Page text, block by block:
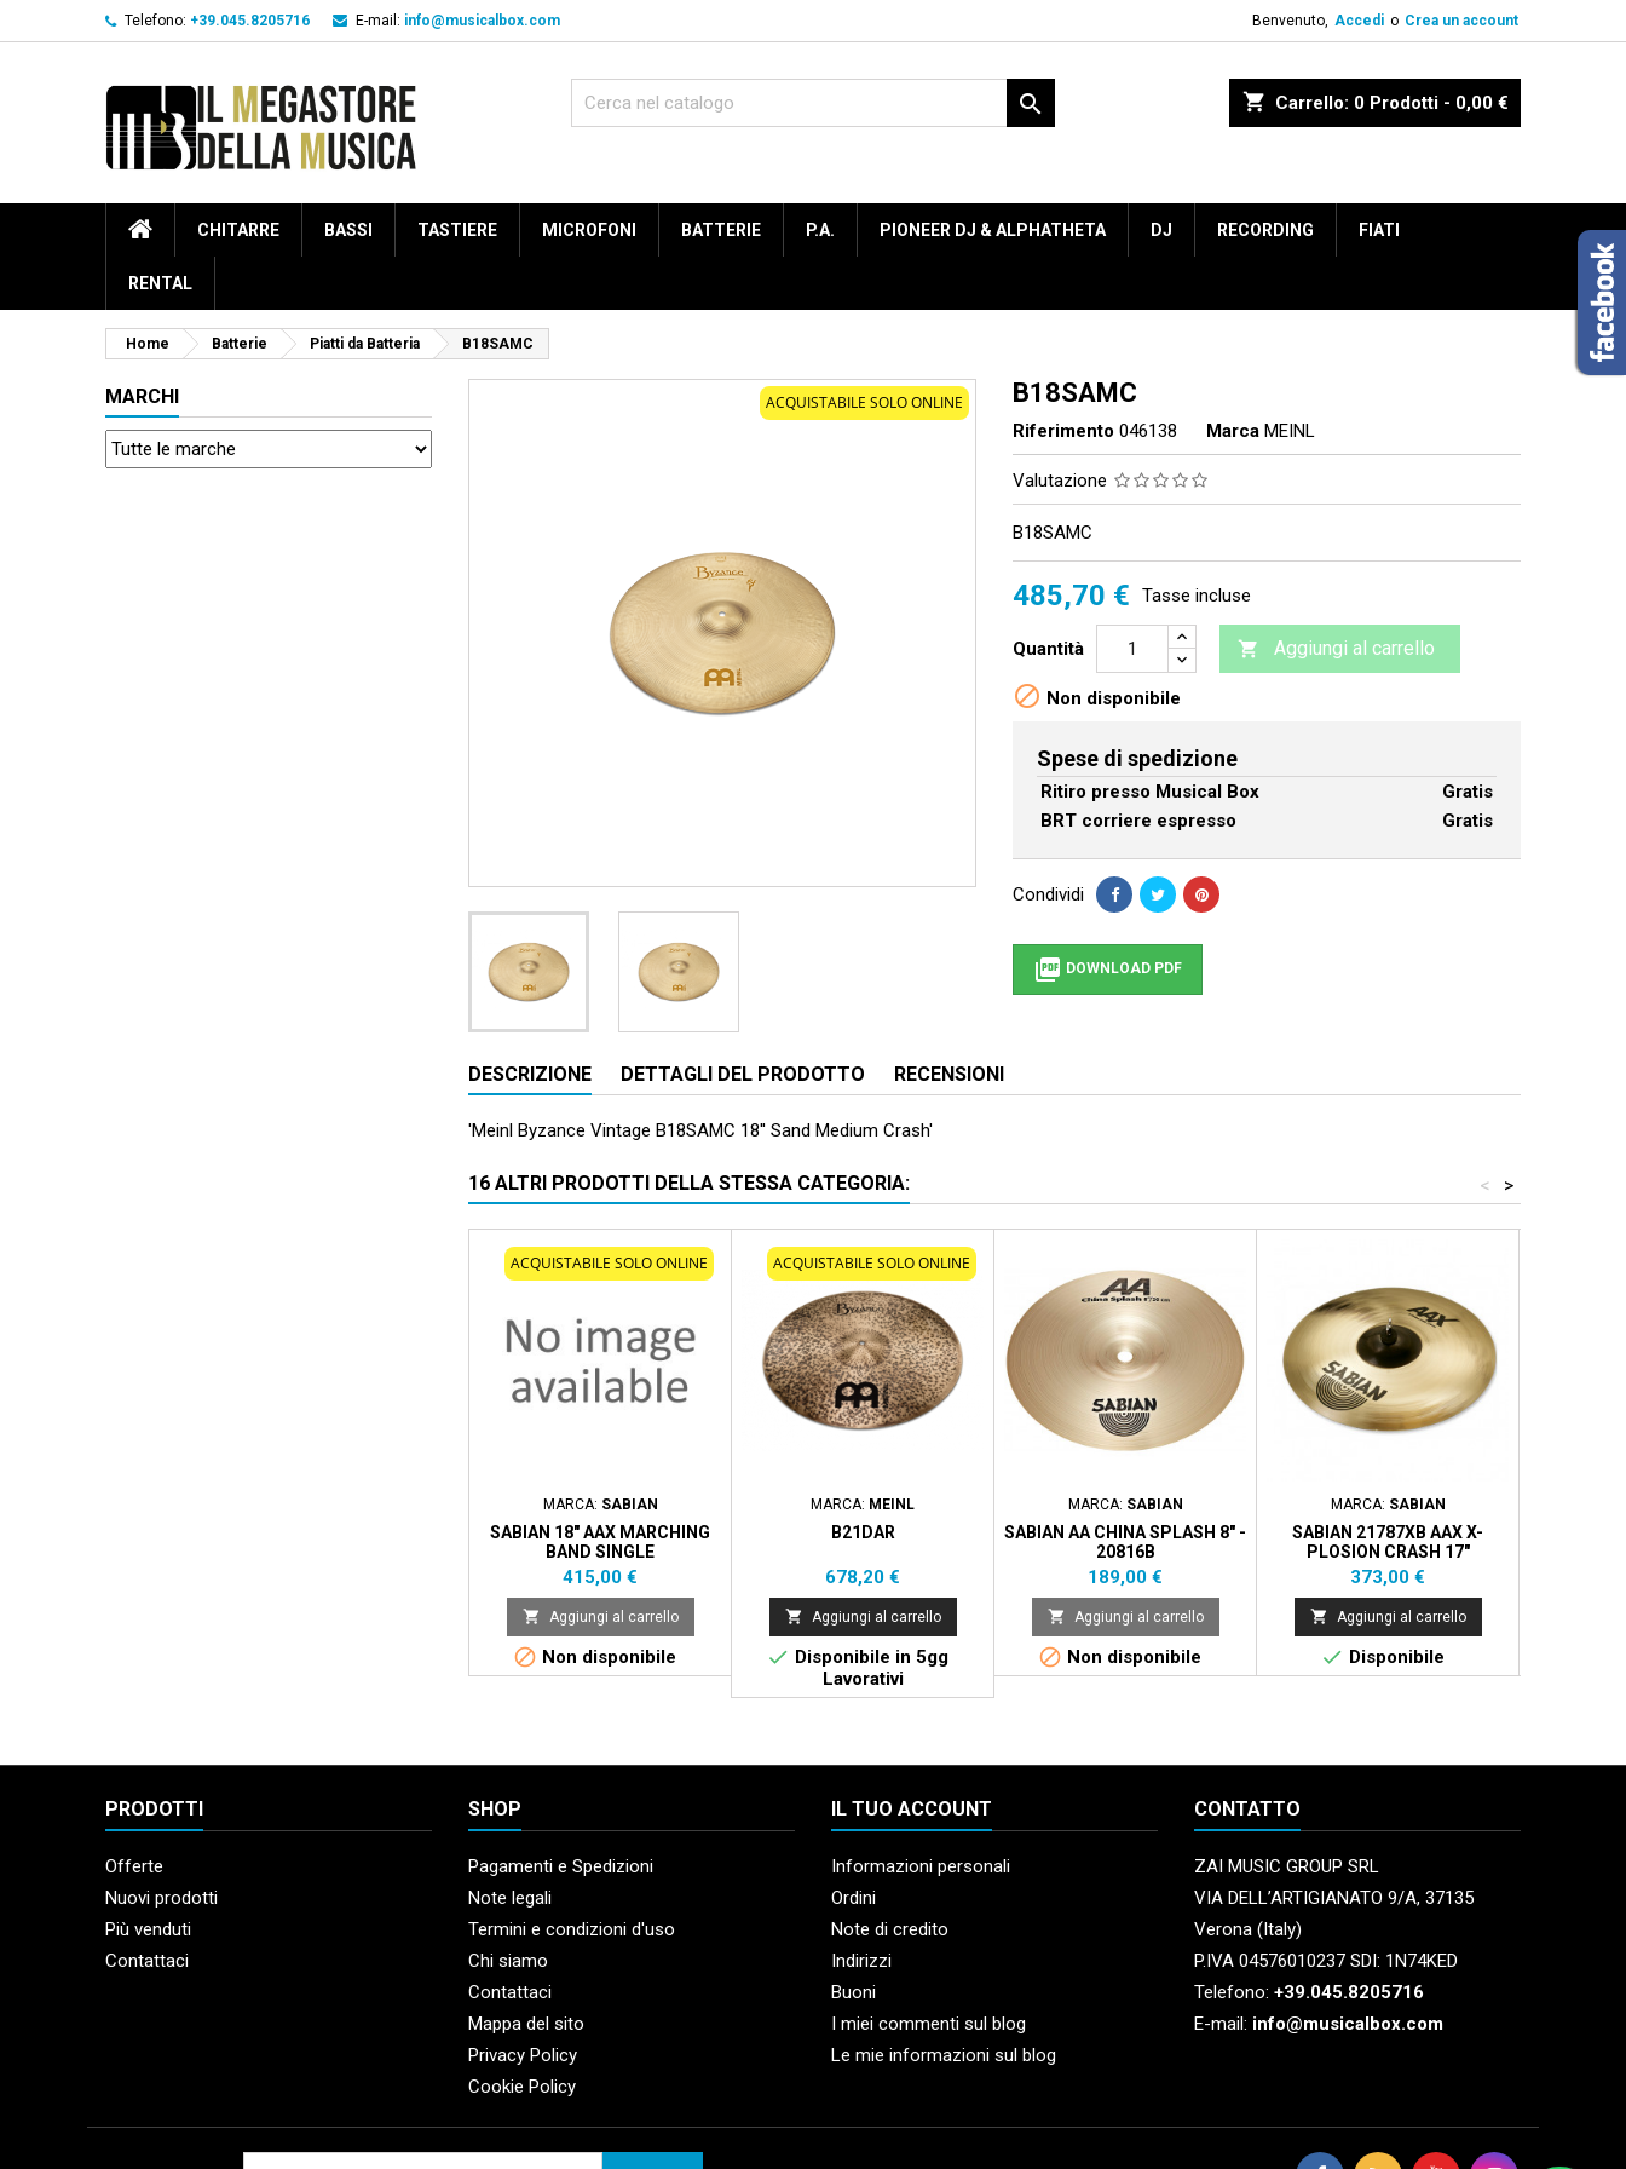
Telefono: +39.045.8205716 E-mail: info@musicalbox.com Benvenuto, Accedi o Crea un account
shopping_cart Carrello: 0 Prodotti - 0,00 €

CHITARRE BASSI TASTIERE MICROFONI BATTERIE P.A. PIONEER DJ & ALPHATHETA DJ RECORDING FIATI
RENTAL
Home Batterie Piatti da Batteria B18SAMC
MARCHI ACQUISTABILE SOLO ONLINE B18SAMC
Riferimento 046138 Marca MEINL
Valutazione
B18SAMC
485,70 € Tasse incluse
Quantità  Aggiungi al carrello
 Non disponibile
Spese di spedizione
Ritiro presso Musical Box
Gratis
BRT corriere espresso
Gratis
Condividi
 DOWNLOAD PDF
DESCRIZIONE DETTAGLI DEL PRODOTTO RECENSIONI
'Meinl Byzance Vintage B18SAMC 18'' Sand Medium Crash'
16 ALTRI PRODOTTI DELLA STESSA CATEGORIA: >
<
ACQUISTABILE SOLO ONLINE
MARCA: SABIAN
SABIAN 18" AAX MARCHING
BAND SINGLE
Prezzo
415,00 €
 Aggiungi al carrello
 Non disponibile
ACQUISTABILE SOLO ONLINE
MARCA: MEINL
B21DAR
Prezzo
678,20 €
 Aggiungi al carrello
 Disponibile in 5gg
Lavorativi
MARCA: SABIAN
SABIAN AA CHINA SPLASH 8" -
20816B
Prezzo
189,00 €
 Aggiungi al carrello
 Non disponibile
MARCA: SABIAN
SABIAN 21787XB AAX X-
PLOSION CRASH 17"
Prezzo
373,00 €
 Aggiungi al carrello
 Disponibile
PRODOTTI
Offerte
Nuovi prodotti
Più venduti
Contattaci
SHOP
Pagamenti e Spedizioni
Note legali
Termini e condizioni d'uso
Chi siamo
Contattaci
Mappa del sito
Privacy Policy
Cookie Policy
IL TUO ACCOUNT
Informazioni personali
Ordini
Note di credito
Indirizzi
Buoni
I miei commenti sul blog
Le mie informazioni sul blog
CONTATTO
ZAI MUSIC GROUP SRL
VIA DELL’ARTIGIANATO 9/A, 37135
Verona (Italy)
P.IVA 04576010237 SDI: 1N74KED
Telefono: +39.045.8205716
E-mail: info@musicalbox.com